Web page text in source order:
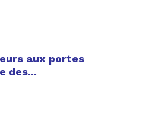
aux portes
des...